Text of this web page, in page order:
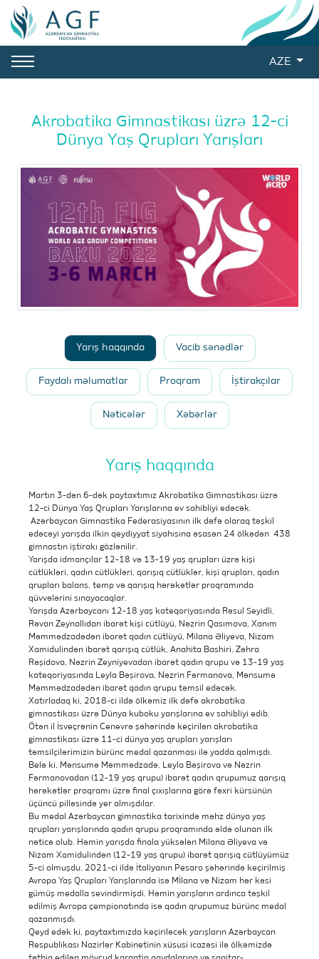
AZE
Akrobatika Gimnastikası üzrə 12-ci
Dünya Yaş Qrupları Yarışları
Yarış haqqında Vacib sənədlər
Faydalı məlumatlar Proqram İştirakçılar
Nəticələr Xəbərlər
Yarış haqqında
Martın 3-dən 6-dək paytaxtımız Akrobatika Gimnastikası üzrə
12-ci Dünya Yaş Qrupları Yarışlarına ev sahibliyi edəcək.
Azərbaycan Gimnastika Federasiyasının ilk dəfə olaraq təşkil
edəcəyi yarışda ilkin qeydiyyat siyahısına əsasən 24 ölkədən 438
gimnastın iştirakı gözlənilir.
Yarışda idmançılar 12-18 və 13-19 yaş qrupları üzrə kişi
cütlükləri, qadın cütlükləri, qarışıq cütlüklər, kişi qrupları, qadın
qrupları balans, temp və qarışıq hərəkətlər proqramında
qüvvələrini sınayacaqlar.
Yarışda Azərbaycanı 12-18 yaş kateqoriyasında Rəsul Seyidli,
Rəvan Zeynallıdan ibarət kişi cütlüyü, Nəzrin Qasımova, Xanım
Məmmədzadədən ibarət qadın cütlüyü, Milana Əliyeva, Nizam
Xamidulindən ibarət qarışıq cütlük, Anahita Bashiri, Zəhra
Rəşidova, Nəzrin Zeyniyevadan ibarət qadın qrupu və 13-19 yaş
kateqoriyasında Leyla Bəşirova, Nəzrin Fərmanova, Mənsumə
Məmmədzadədən ibarət qadın qrupu təmsil edəcək.
Xatırladaq ki, 2018-ci ildə ölkəmiz ilk dəfə akrobatika
gimnastikası üzrə Dünya kuboku yarışlarına ev sahibliyi edib.
Ötən il İsveçrənin Cenevrə şəhərində keçirilən akrobatika
gimnastikası üzrə 11-ci dünya yaş qrupları yarışları
təmsilçilərimizin bürünc medal qazanması ilə yadda qalmışdı.
Belə ki, Mənsumə Məmmədzadə, Leyla Bəşirova və Nəzrin
Fərmanovadan (12-19 yaş qrupu) ibarət qadın qrupumuz qarışıq
hərəkətlər proqramı üzrə final çıxışlarına görə fəxri kürsünün
üçüncü pilləsində yer almışdılar.
Bu medal Azərbaycan gimnastika tarixində məhz dünya yaş
qrupları yarışlarında qadın qrupu proqramında əldə olunan ilk
nəticə olub. Həmin yarışda finala yüksələn Milana Əliyeva və
Nizam Xamidulindən (12-19 yaş qrupu) ibarət qarışıq cütlüyümüz
5-ci olmuşdu. 2021-ci ildə İtaliyanın Pesaro şəhərində keçirilmiş
Avropa Yaş Qrupları Yarışlarında isə Mİlana və Nizam hər kəsi
gümüş medalla sevindirmişdi. Həmin yarışların ardınca təşkil
edilmiş Avropa çempionatında isə qadın qrupumuz bürünc medal
qazanmışdı.
Qeyd edək ki, paytaxtımızda keçiriləcək yarışların Azərbaycan
Respublikası Nazirlər Kabinetinin xüsusi icazəsi ilə ölkəmizdə